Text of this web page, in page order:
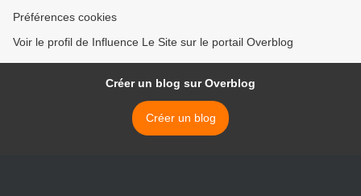
Préférences cookies
Voir le profil de Influence Le Site sur le portail Overblog
Créer un blog sur Overblog
Créer un blog